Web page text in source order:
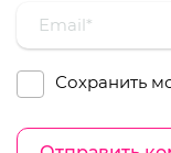
Сохранить